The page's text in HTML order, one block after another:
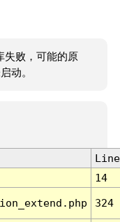
失败，可能的原
动。
Line
14
324